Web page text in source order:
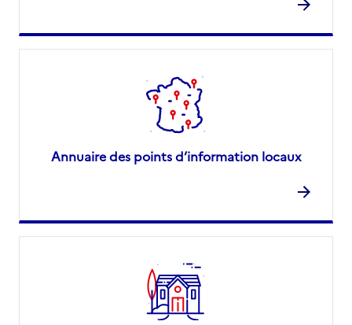
Annuaire des points d’information locaux